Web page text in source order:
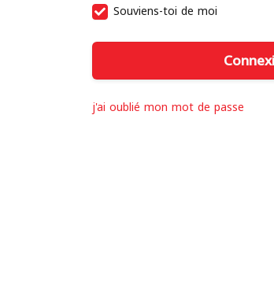
Souviens-toi de moi
W
a
t
j'ai oublié mon mot de passe